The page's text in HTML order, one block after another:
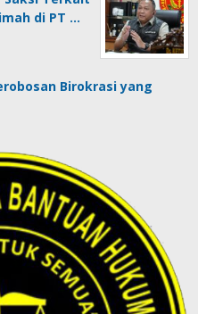
di PT …
Birokrasi yang